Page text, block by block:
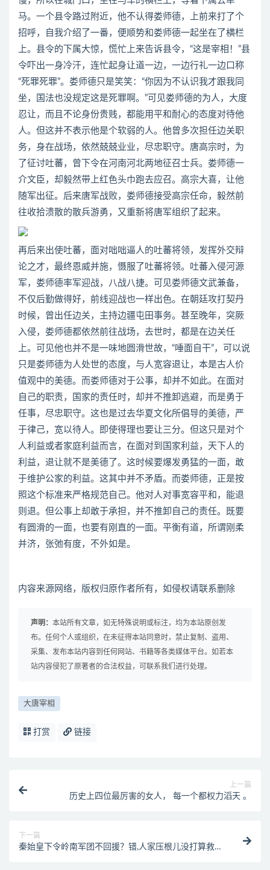
马。一个县令路过附近，他不认得娄师德，上前来打了个
招呼，自我介绍了一番，便顺势和娄师德一起坐在了横栏
上。县令的下属大惊，慌忙上来告诉县令，“这是宰相！”县
令吓出一身冷汗，连忙起身让道一边，一边行礼一边口称
“死罪死罪”。娄师德只是笑笑：“你因为不认识我才跟我同
坐，国法也没规定这是死罪啊。”可见娄师德的为人，大度
忍让，而且不论身份贵贱，都能用平和耐心的态度对待他
人。但这并不表示他是个软弱的人。他曾多次担任边关职
务，身在战场，依然兢兢业业，尽忠职守。唐高宗时，为
了征讨吐蕃，曾下令在河南河北两地征召士兵。娄师德一
介文臣，却毅然带上红色头巾跑去应召。高宗大喜，让他
随军出征。后来唐军战败，娄师德接受高宗任命，毅然前
往收拾溃散的散兵游勇，又重新将唐军组织了起来。
再后来出使吐蕃，面对咄咄逼人的吐蕃将领，发挥外交辩
论之才，最终恩威并施，慑服了吐蕃将领。吐蕃入侵河源
军，娄师德率军迎战，八战八捷。可见娄师德文武兼备，
不仅后勤做得好，前线迎战也一样出色。在朝廷攻打契丹
时候，曾出任边关，主持边疆屯田事务。甚至晚年，突厥
入侵，娄师德都依然前往战场，去世时，都是在边关任
上。可见他也并不是一味地圆滑世故，“唾面自干”，可以说
只是娄师德为人处世的态度，与人宽容退让，本是古人价
值观中的美德。而娄师德对于公事，却并不如此。在面对
自己的职责，国家的责任时，却并不推卸逃避，而是勇于
任事，尽忠职守。这也是过去华夏文化所倡导的美德，严
于律己，宽以待人。即使得理也要让三分。但这只是对个
人利益或者家庭利益而言，在面对到国家利益，天下人的
利益，退让就不是美德了。这时候要爆发勇猛的一面，敢
于维护公家的利益。这其中并不矛盾。而娄师德，正是按
照这个标准来严格规范自己。他对人对事宽容平和，能退
则退。但公事上却敢于承担，并不推卸自己的责任。既要
有圆滑的一面，也要有刚直的一面。平衡有道，所谓刚柔
并济，张弛有度，不外如是。
内容来源网络，版权归原作者所有，如侵权请联系删除
声明： 本站所有文章，如无特殊说明或标注，均为本站原创发
布。任何个人或组织，在未征得本站同意时，禁止复制、盗用、
采集、发布本站内容到任何网站、书籍等各类媒体平台。如若本
站内容侵犯了原著者的合法权益，可联系我们进行处理。
大唐宰相
打赏 链接
上一篇
历史上四位最厉害的女人， 每一个都权力滔天 。
下一篇
秦始皇下令岭南军团不回援？错,人家压根儿没打算救大